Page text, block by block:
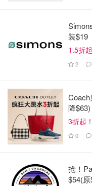
装$19
1.5折
2
降$63)
3折起
0
抢！
$54(